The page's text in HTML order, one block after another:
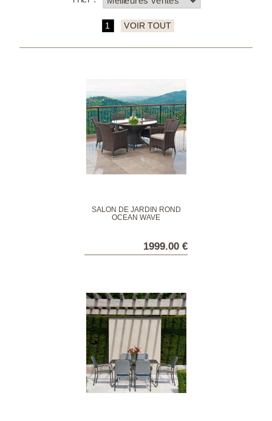
1 VOIR TOUT
SALON DE JARDIN ROND
OCEAN WAVE
1999.00 €